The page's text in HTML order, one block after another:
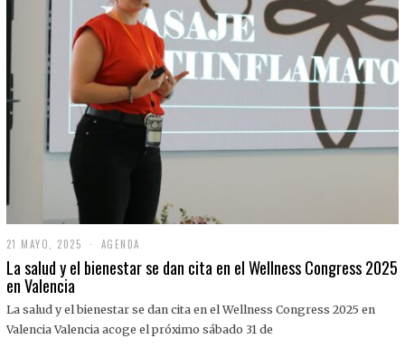
21 MAYO, 2025
1
M
O
,
AGENDA
La salud y el bienestar se dan cita en el Wellness Congress 2025
en Valencia
La salud y el bienestar se dan cita en el Wellness Congress 2025 en
Valencia Valencia acoge el próximo sábado 31 de